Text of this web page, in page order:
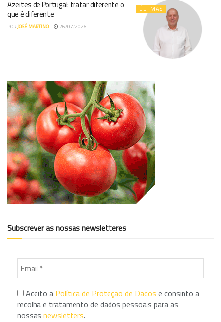
ÚLTIMAS
Azeites de Portugal: tratar diferente o
que é diferente
PORJOSÉ MARTINO 26/07/2026
Subscrever as nossas newsletteres
Aceito a Política de Proteção de Dados e consinto a
recolha e tratamento de dados pessoais para as
nossas newsletters.